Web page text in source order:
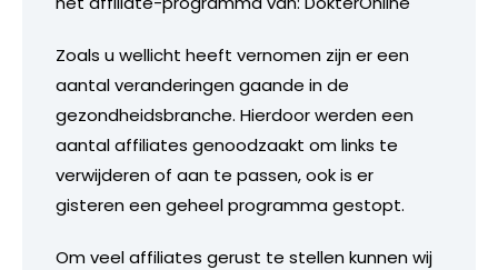
Zoals u wellicht heeft vernomen zijn er een
aantal veranderingen gaande in de
gezondheidsbranche. Hierdoor werden een
aantal affiliates genoodzaakt om links te
verwijderen of aan te passen, ook is er
gisteren een geheel programma gestopt.
Om veel affiliates gerust te stellen kunnen wij